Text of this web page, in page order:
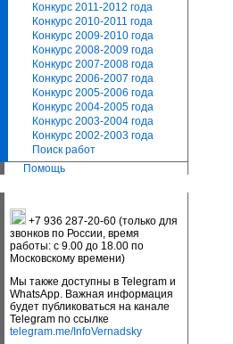
Конкурс 2011-2012 года
Конкурс 2010-2011 года
Конкурс 2009-2010 года
Конкурс 2008-2009 года
Конкурс 2007-2008 года
Конкурс 2006-2007 года
Конкурс 2005-2006 года
Конкурс 2004-2005 года
Конкурс 2003-2004 года
Конкурс 2002-2003 года
Поиск работ
Помощь
+7 936 287-20-60 (только для
звонков по России, время
работы: с 9.00 до 18.00 по
Московскому времени)
Мы также доступны в Telegram и
WhatsApp. Важная информация
будет публиковаться на канале
Telegram по ссылке
telegram.me/InfoVernadsky